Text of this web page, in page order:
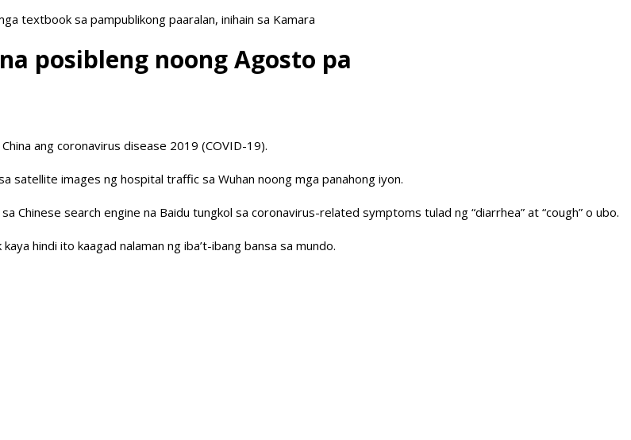
textbook sa pampublikong paaralan, inihain sa Kamara
posibleng noong Agosto pa
ang coronavirus disease 2019 (COVID-19).
satellite images ng hospital traffic sa Wuhan noong mga panahong iyon.
Chinese search engine na Baidu tungkol sa coronavirus-related symptoms tulad ng “diarrhea” at “cough” o ubo.
hindi ito kaagad nalaman ng iba’t-ibang bansa sa mundo.